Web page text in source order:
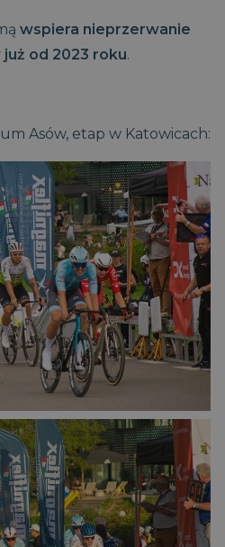
wspiera nieprzerwanie
od 2023 roku.
Asów, etap w Katowicach: